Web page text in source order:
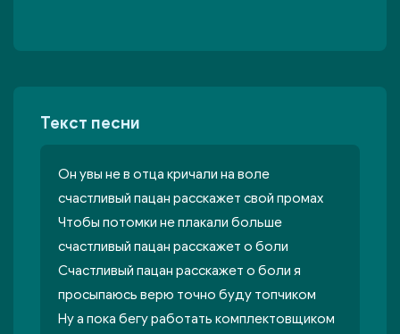
Текст песни
Он увы не в отца кричали на воле
счастливый пацан расскажет свой промах
Чтобы потомки не плакали больше
счастливый пацан расскажет о боли
Счастливый пацан расскажет о боли я
просыпаюсь верю точно буду топчиком
Ну а пока бегу работать комплектовщиком